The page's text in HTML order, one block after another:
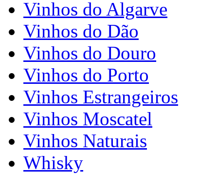
Vinhos do Algarve
Vinhos do Dão
Vinhos do Douro
Vinhos do Porto
Vinhos Estrangeiros
Vinhos Moscatel
Vinhos Naturais
Whisky